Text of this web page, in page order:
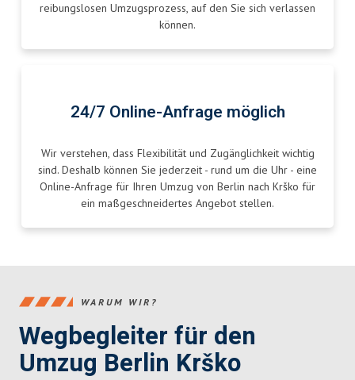
reibungslosen Umzugsprozess, auf den Sie sich verlassen
können.
24/7 Online-Anfrage möglich
Wir verstehen, dass Flexibilität und Zugänglichkeit wichtig
sind. Deshalb können Sie jederzeit - rund um die Uhr - eine
Online-Anfrage für Ihren Umzug von Berlin nach Krško für
ein maßgeschneidertes Angebot stellen.
WARUM WIR?
Wegbegleiter für den
Umzug Berlin Krško